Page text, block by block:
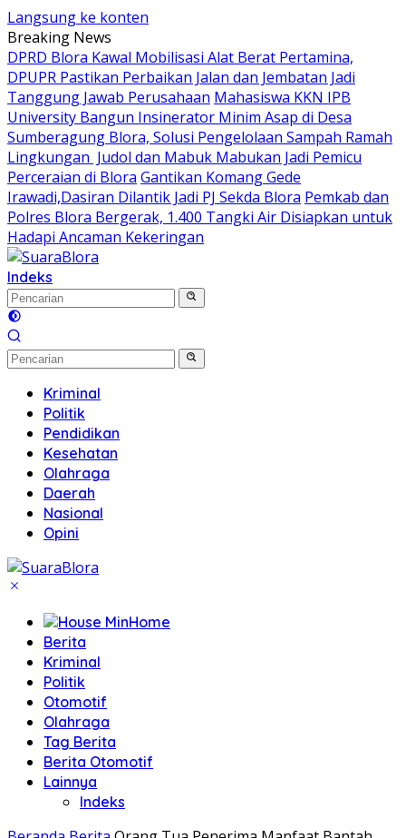
Langsung ke konten
Breaking News
DPRD Blora Kawal Mobilisasi Alat Berat Pertamina,
DPUPR Pastikan Perbaikan Jalan dan Jembatan Jadi
Tanggung Jawab Perusahaan Mahasiswa KKN IPB
University Bangun Insinerator Minim Asap di Desa
Sumberagung Blora, Solusi Pengelolaan Sampah Ramah
Lingkungan ‎ Judol dan Mabuk Mabukan Jadi Pemicu
Perceraian di Blora Gantikan Komang Gede
Irawadi,Dasiran Dilantik Jadi PJ Sekda Blora Pemkab dan
Polres Blora Bergerak, 1.400 Tangki Air Disiapkan untuk
Hadapi Ancaman Kekeringan
Indeks
Kriminal
Politik
Pendidikan
Kesehatan
Olahraga
Daerah
Nasional
Opini
Home
Berita
Kriminal
Politik
Otomotif
Olahraga
Tag Berita
Berita Otomotif
Lainnya
Indeks